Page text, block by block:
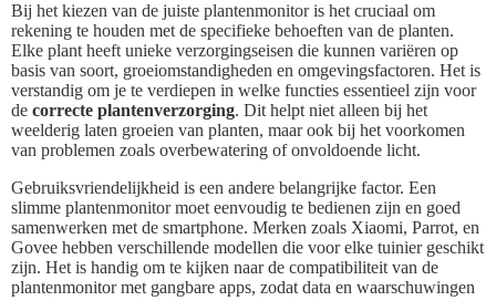
Bij het kiezen van de juiste plantenmonitor is het cruciaal om
rekening te houden met de specifieke behoeften van de planten.
Elke plant heeft unieke verzorgingseisen die kunnen variëren op
basis van soort, groeiomstandigheden en omgevingsfactoren. Het is
verstandig om je te verdiepen in welke functies essentieel zijn voor
de correcte plantenverzorging. Dit helpt niet alleen bij het
weelderig laten groeien van planten, maar ook bij het voorkomen
van problemen zoals overbewatering of onvoldoende licht.
Gebruiksvriendelijkheid is een andere belangrijke factor. Een
slimme plantenmonitor moet eenvoudig te bedienen zijn en goed
samenwerken met de smartphone. Merken zoals Xiaomi, Parrot, en
Govee hebben verschillende modellen die voor elke tuinier geschikt
zijn. Het is handig om te kijken naar de compatibiliteit van de
plantenmonitor met gangbare apps, zodat data en waarschuwingen